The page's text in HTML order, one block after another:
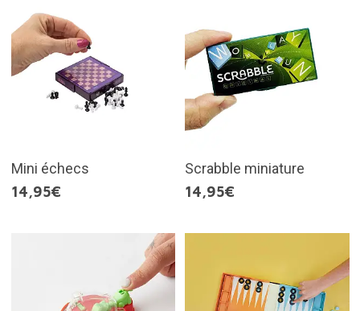
Mini échecs
14,95€
Scrabble miniature
14,95€